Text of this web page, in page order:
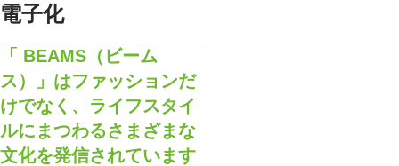
電子化
「 BEAMS（ビーム
ス）」はファッションだ
けでなく、ライフスタイ
ルにまつわるさまざまな
文化を発信されています